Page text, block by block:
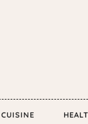
CUISINE